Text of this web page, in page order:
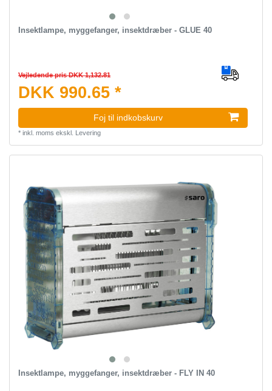
Insektlampe, myggefanger, insektdræber - GLUE 40
Vejledende pris DKK 1,132.81
DKK 990.65 *
Foj til indkobskurv
* inkl. moms ekskl. Levering
Insektlampe, myggefanger, insektdræber - FLY IN 40